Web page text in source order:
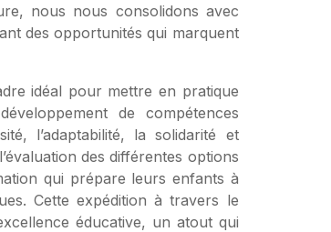
nous nous consolidons avec
des opportunités qui marquent
idéal pour mettre en pratique
de compétences
l’adaptabilité, la solidarité et
des différentes options
qui prépare leurs enfants à
Cette expédition à travers le
éducative, un atout qui